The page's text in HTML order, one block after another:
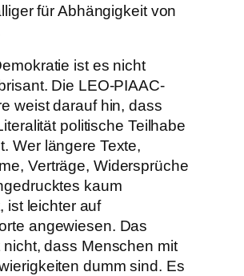
für Abhängigkeit von
ist es nicht
Die LEO-PIAAC-
weist darauf hin, dass
politische Teilhabe
Wer längere Texte,
Verträge, Widersprüche
kaum
ist leichter auf
angewiesen. Das
nicht, dass Menschen mit
dumm sind. Es